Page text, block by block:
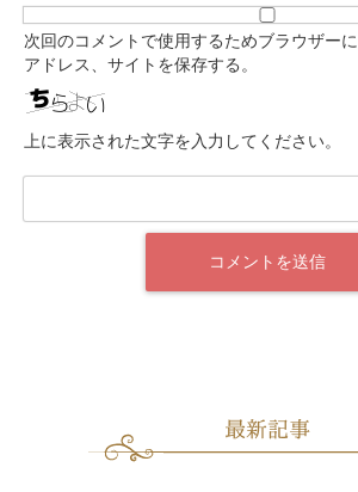
次回のコメントで使用するためブラウザー
アドレス、サイトを保存する。
上に表示された文字を入力してください。